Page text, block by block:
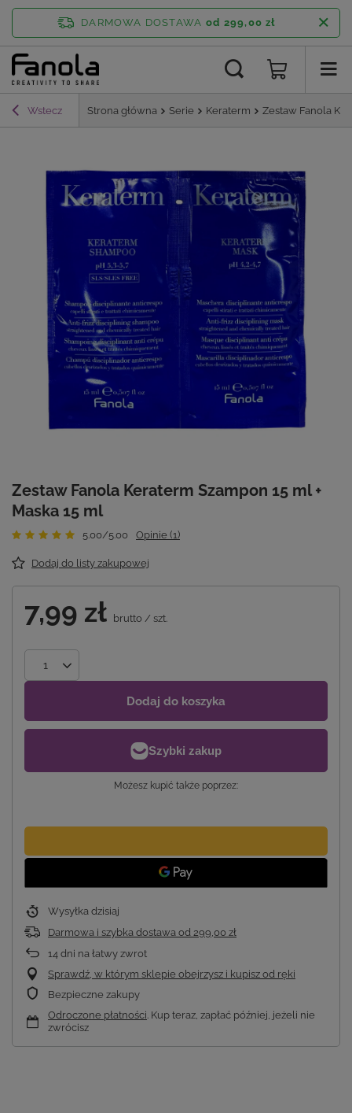
DARMOWA DOSTAWA od 299,00 zł
Wstecz Strona główna Serie Keraterm Zestaw Fanola
Zestaw Fanola Keraterm Szampon 15 ml +
Maska 15 ml
5.00/5.00 Opinie (1)
Dodaj do listy zakupowej
7,99 zł brutto / szt.
Dodaj do koszyka
Możesz kupić także poprzez:
Wysyłka dzisiaj
Darmowa i szybka dostawa od 299,00 zł
14 dni na łatwy zwrot
Sprawdź, w którym sklepie obejrzysz i kupisz od ręki
Bezpieczne zakupy
Odroczone płatności. Kup teraz, zapłać później, jeżeli nie
zwrócisz